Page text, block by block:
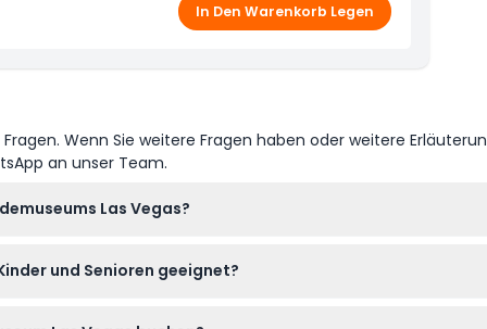
In Den Warenkorb Legen
Wenn Sie weitere Fragen haben oder weitere
an unser Team.
Las Vegas?
und Senioren geeignet?